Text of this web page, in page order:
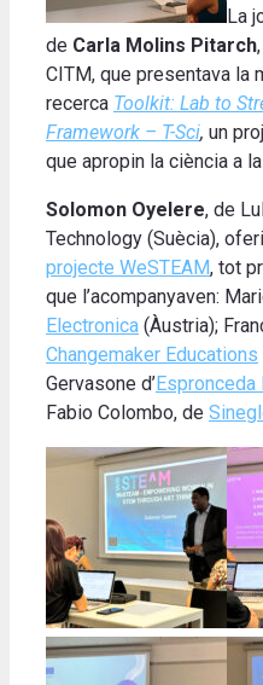
La
de Carla Molins Pitarch
CITM, que presentava la
recerca Toolkit: Lab to
Framework – T-Sci, un
que apropin la ciència a
Solomon Oyelere, de
Technology (Suècia),
projecte WeSTEAM, tot
que l’acompanyaven:
Electronica (Àustria);
Changemaker Educations
Gervasone d’
Fabio Colombo, de